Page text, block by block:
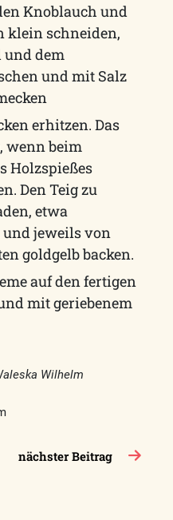
Knoblauch und
klein schneiden,
und dem
und mit Salz
erhitzen. Das
wenn beim
Holzspießes
Den Teig zu
etwa
jeweils von
goldgelb backen.
auf den fertigen
mit geriebenem
Wilhelm
nächster Beitrag